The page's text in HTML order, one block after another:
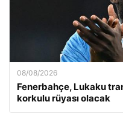
08/08/2026
Fenerbahçe, Lukaku
korkulu rüyası olacak